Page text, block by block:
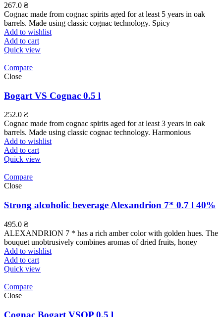
267.0 ₴
Cognac made from cognac spirits aged for at least 5 years in oak
barrels. Made using classic cognac technology. Spicy
Add to wishlist
Add to cart
Quick view
Compare
Close
Bogart VS Cognac 0.5 l
252.0 ₴
Cognac made from cognac spirits aged for at least 3 years in oak
barrels. Made using classic cognac technology. Harmonious
Add to wishlist
Add to cart
Quick view
Compare
Close
Strong alcoholic beverage Alexandrion 7* 0.7 l 40%
495.0 ₴
ALEXANDRION 7 * has a rich amber color with golden hues. The
bouquet unobtrusively combines aromas of dried fruits, honey
Add to wishlist
Add to cart
Quick view
Compare
Close
Cognac Bogart VSOP 0.5 l